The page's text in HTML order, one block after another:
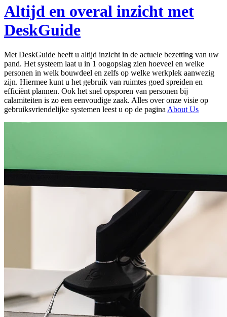
Altijd en overal inzicht met
DeskGuide
Met DeskGuide heeft u altijd inzicht in de actuele bezetting van uw
pand. Het systeem laat u in 1 oogopslag zien hoeveel en welke
personen in welk bouwdeel en zelfs op welke werkplek aanwezig
zijn. Hiermee kunt u het gebruik van ruimtes goed spreiden en
efficiënt plannen. Ook het snel opsporen van personen bij
calamiteiten is zo een eenvoudige zaak. Alles over onze visie op
gebruiksvriendelijke systemen leest u op de pagina About Us